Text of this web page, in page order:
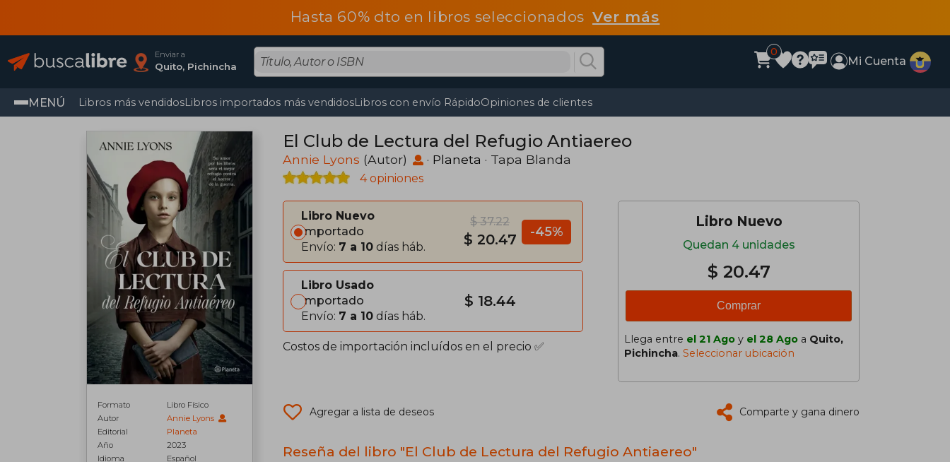
Hasta 60% dto en libros seleccionadosVer más
Enviar a
Quito, Pichincha
0
Mi Cuenta
MENÚ Libros más vendidosLibros importados más vendidosLibros con envío RápidoOpiniones de clientes
Formato
Libro Físico
Autor
Annie Lyons
Editorial
Planeta
Año
2023
Idioma
Español
El Club de Lectura del Refugio Antiaereo
Annie Lyons (Autor) · Planeta · Tapa Blanda
4 opiniones
Libro Nuevo
Importado
Envío: 7 a 10 días háb.
$ 37.22
$ 20.47 -45%
Libro Usado
Importado
Envío: 7 a 10 días háb.
$ 18.44
Costos de importación incluídos en el precio ✅
Libro Nuevo
Quedan 4 unidades
$ 20.47
Comprar
Llega entre el 21 Ago y el 28 Ago a Quito,
Pichincha. Seleccionar ubicación
Agregar a lista de deseos Comparte y gana dinero
Reseña del libro "El Club de Lectura del Refugio Antiaereo"